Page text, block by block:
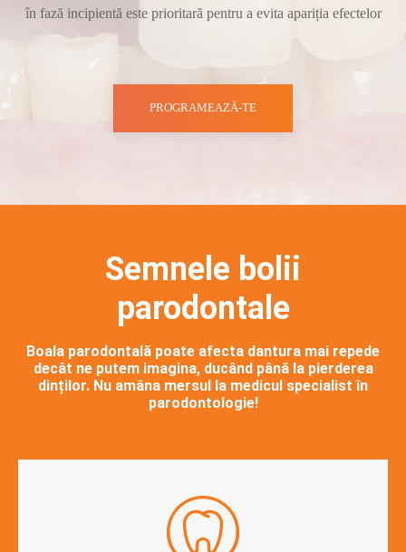
în fază incipientă este prioritară pentru a evita apariția efectelor
PROGRAMEAZĂ-TE
Semnele bolii
parodontale
Boala parodontală poate afecta dantura mai repede
decât ne putem imagina, ducând până la pierderea
dinților. Nu amâna mersul la medicul specialist în
parodontologie!